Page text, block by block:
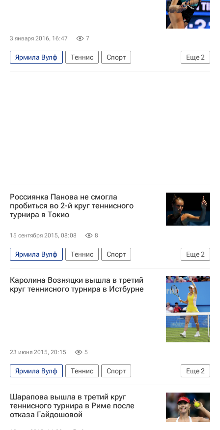
3 января 2016, 16:47 7
Еще2
Ярмила Вулф Теннис
Спорт
Кубок Хопмана
Каролина Плишкова
Россиянка Панова не смогла
пробиться во 2-й круг теннисного
турнира в Токио
15 сентября 2015, 08:08 8
Еще2
Ярмила Вулф Теннис
Спорт
WTA Токио
Александра Панова
Каролина Возняцки вышла в третий
круг теннисного турнира в Истбурне
23 июня 2015, 20:15 5
Еще2
Ярмила Вулф Теннис
Спорт
WTA Истбурн
Каролина Возняцки
Шарапова вышла в третий круг
теннисного турнира в Риме после
отказа Гайдошовой